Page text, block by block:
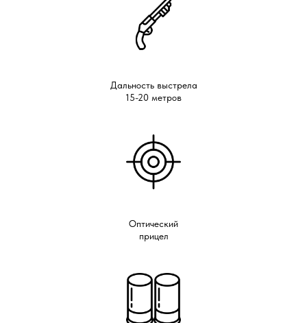
Дальность выстрела
15-20 метров
Оптический
прицел